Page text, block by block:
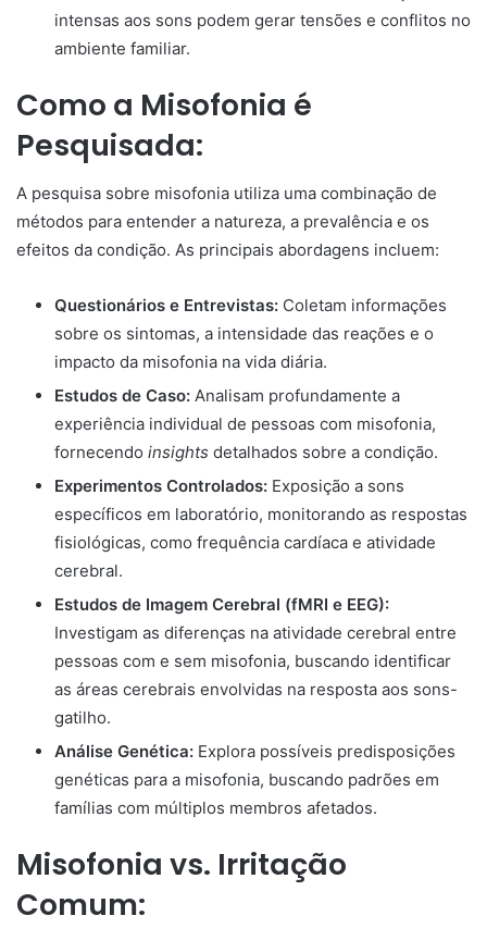
intensas aos sons podem gerar tensões e conflitos no
ambiente familiar.
Como a Misofonia é
Pesquisada:
A pesquisa sobre misofonia utiliza uma combinação de
métodos para entender a natureza, a prevalência e os
efeitos da condição. As principais abordagens incluem:
Questionários e Entrevistas: Coletam informações
sobre os sintomas, a intensidade das reações e o
impacto da misofonia na vida diária.
Estudos de Caso: Analisam profundamente a
experiência individual de pessoas com misofonia,
fornecendo insights detalhados sobre a condição.
Experimentos Controlados: Exposição a sons
específicos em laboratório, monitorando as respostas
fisiológicas, como frequência cardíaca e atividade
cerebral.
Estudos de Imagem Cerebral (fMRI e EEG):
Investigam as diferenças na atividade cerebral entre
pessoas com e sem misofonia, buscando identificar
as áreas cerebrais envolvidas na resposta aos sons-
gatilho.
Análise Genética: Explora possíveis predisposições
genéticas para a misofonia, buscando padrões em
famílias com múltiplos membros afetados.
Misofonia vs. Irritação
Comum: